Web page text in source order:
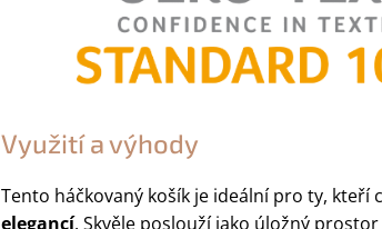
Využití a výhody
Tento háčkovaný košík je ideální pro ty, kteří
elegancí. Skvěle poslouží jako úložný